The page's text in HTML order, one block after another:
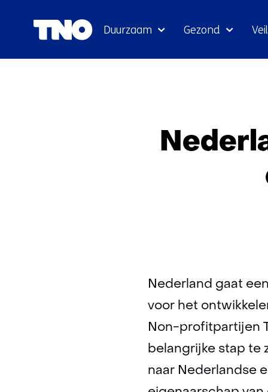
Duurzaam Gezond
Nederland gaat
voor het
Non-profitpartijen
belangrijke stap te
naar Nederlandse